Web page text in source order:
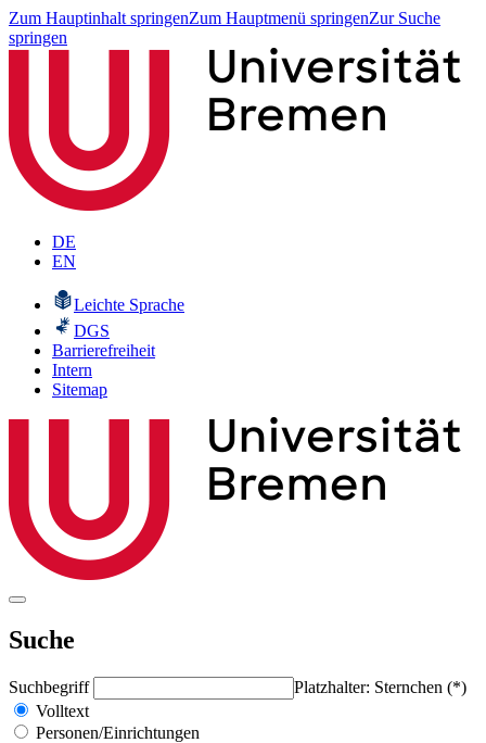
Zum Hauptinhalt springenZum Hauptmenü springenZur Suche
springen
DE
EN
Leichte Sprache
DGS
Barrierefreiheit
Intern
Sitemap
Suche
Suchbegriff
Platzhalter: Sternchen (*)
Volltext
Personen/Einrichtungen